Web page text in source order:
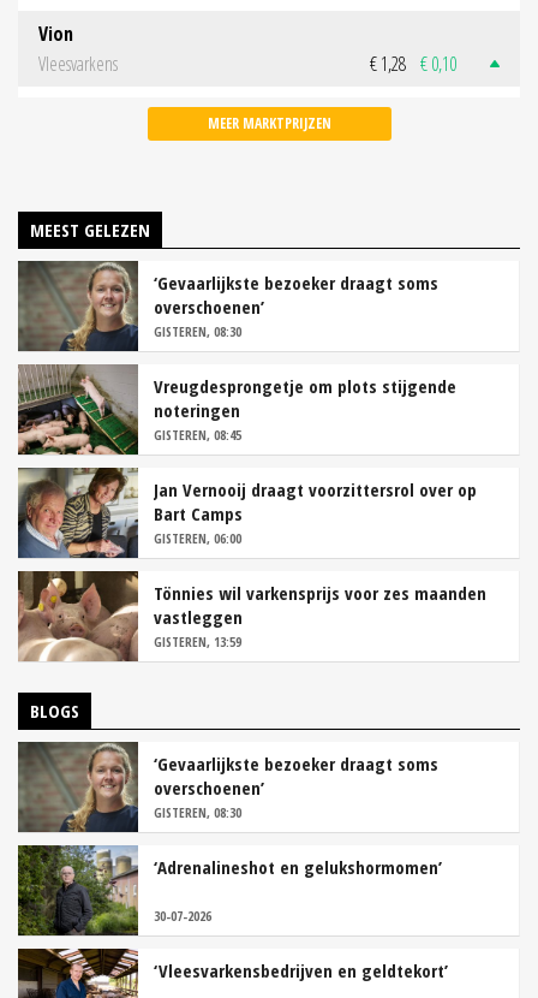
Vion
Vleesvarkens
€ 1,28 € 0,10
MEER MARKTPRIJZEN
MEEST GELEZEN
‘Gevaarlijkste bezoeker draagt soms
overschoenen’
GISTEREN, 08:30
Vreugdesprongetje om plots stijgende
noteringen
GISTEREN, 08:45
Jan Vernooij draagt voorzittersrol over op
Bart Camps
GISTEREN, 06:00
Tönnies wil varkensprijs voor zes maanden
vastleggen
GISTEREN, 13:59
BLOGS
‘Gevaarlijkste bezoeker draagt soms
overschoenen’
GISTEREN, 08:30
‘Adrenalineshot en gelukshormomen’
30-07-2026
‘Vleesvarkensbedrijven en geldtekort’